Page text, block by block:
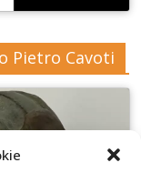
Pietro Cavoti